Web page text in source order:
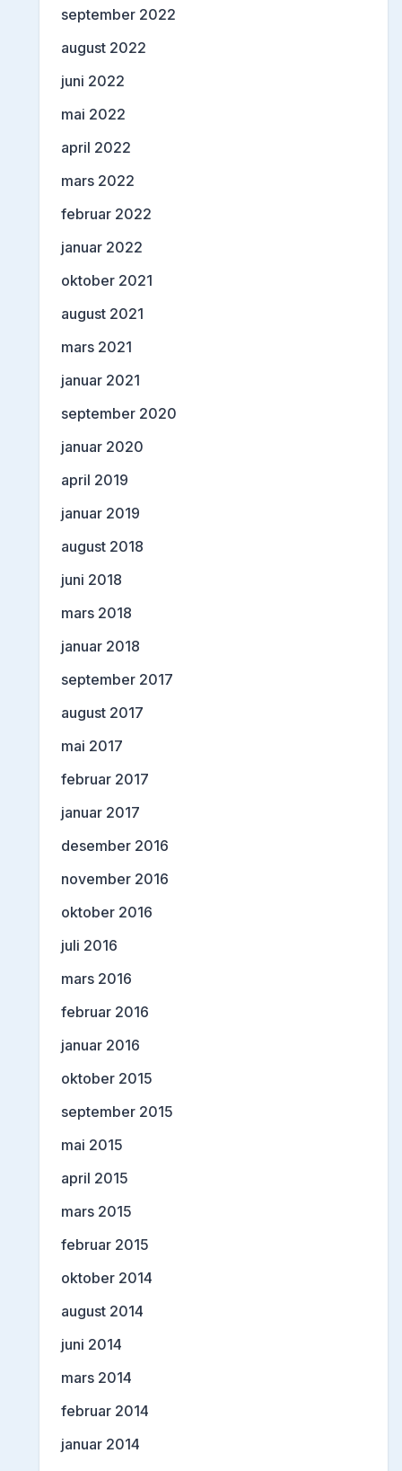
september 2022
august 2022
juni 2022
mai 2022
april 2022
mars 2022
februar 2022
januar 2022
oktober 2021
august 2021
mars 2021
januar 2021
september 2020
januar 2020
april 2019
januar 2019
august 2018
juni 2018
mars 2018
januar 2018
september 2017
august 2017
mai 2017
februar 2017
januar 2017
desember 2016
november 2016
oktober 2016
juli 2016
mars 2016
februar 2016
januar 2016
oktober 2015
september 2015
mai 2015
april 2015
mars 2015
februar 2015
oktober 2014
august 2014
juni 2014
mars 2014
februar 2014
januar 2014